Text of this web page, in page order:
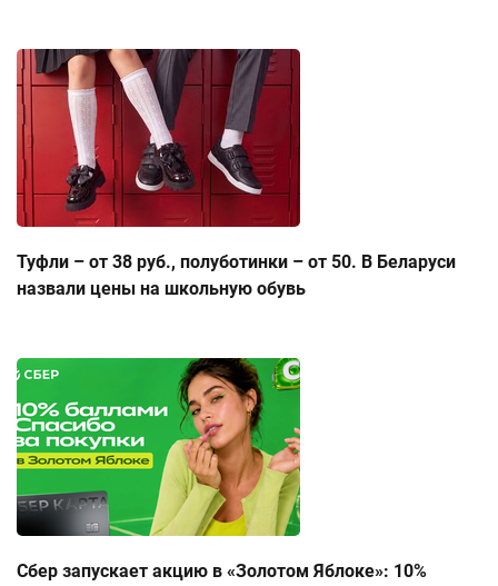
Туфли – от 38 руб., полуботинки – от 50. В Беларуси
назвали цены на школьную обувь
Сбер запускает акцию в «Золотом Яблоке»: 10%